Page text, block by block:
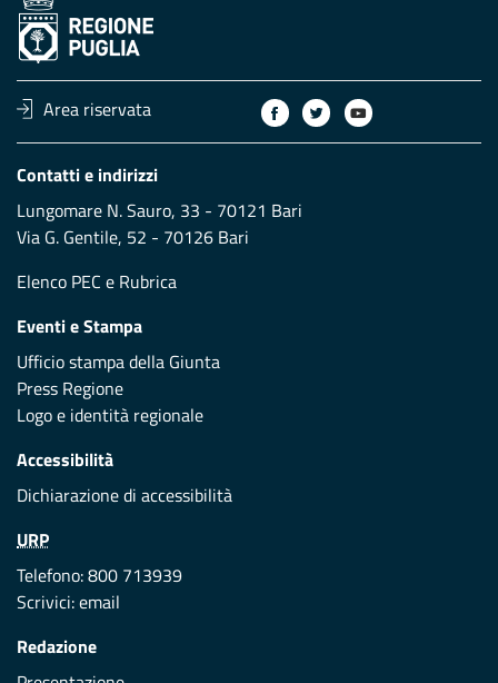
Area riservata
Contatti e indirizzi
Lungomare N. Sauro, 33 - 70121 Bari
Via G. Gentile, 52 - 70126 Bari
Elenco PEC e Rubrica
Eventi e Stampa
Ufficio stampa della Giunta
Press Regione
Logo e identità regionale
Accessibilità
Dichiarazione di accessibilità
URP
Telefono: 800 713939
Scrivici:email
Redazione